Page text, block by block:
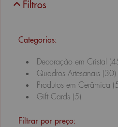
Filtros
Categorias:
Decoração em Cristal
Quadros Artesanais (30)
Produtos em Cerâmica
Gift Cards (5)
Filtrar por preço: